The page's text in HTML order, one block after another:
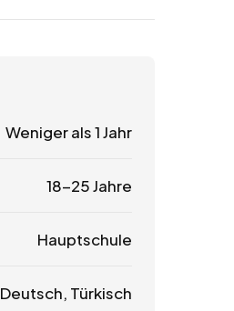
Weniger als 1 Jahr
18-25 Jahre
Hauptschule
Deutsch, Türkisch